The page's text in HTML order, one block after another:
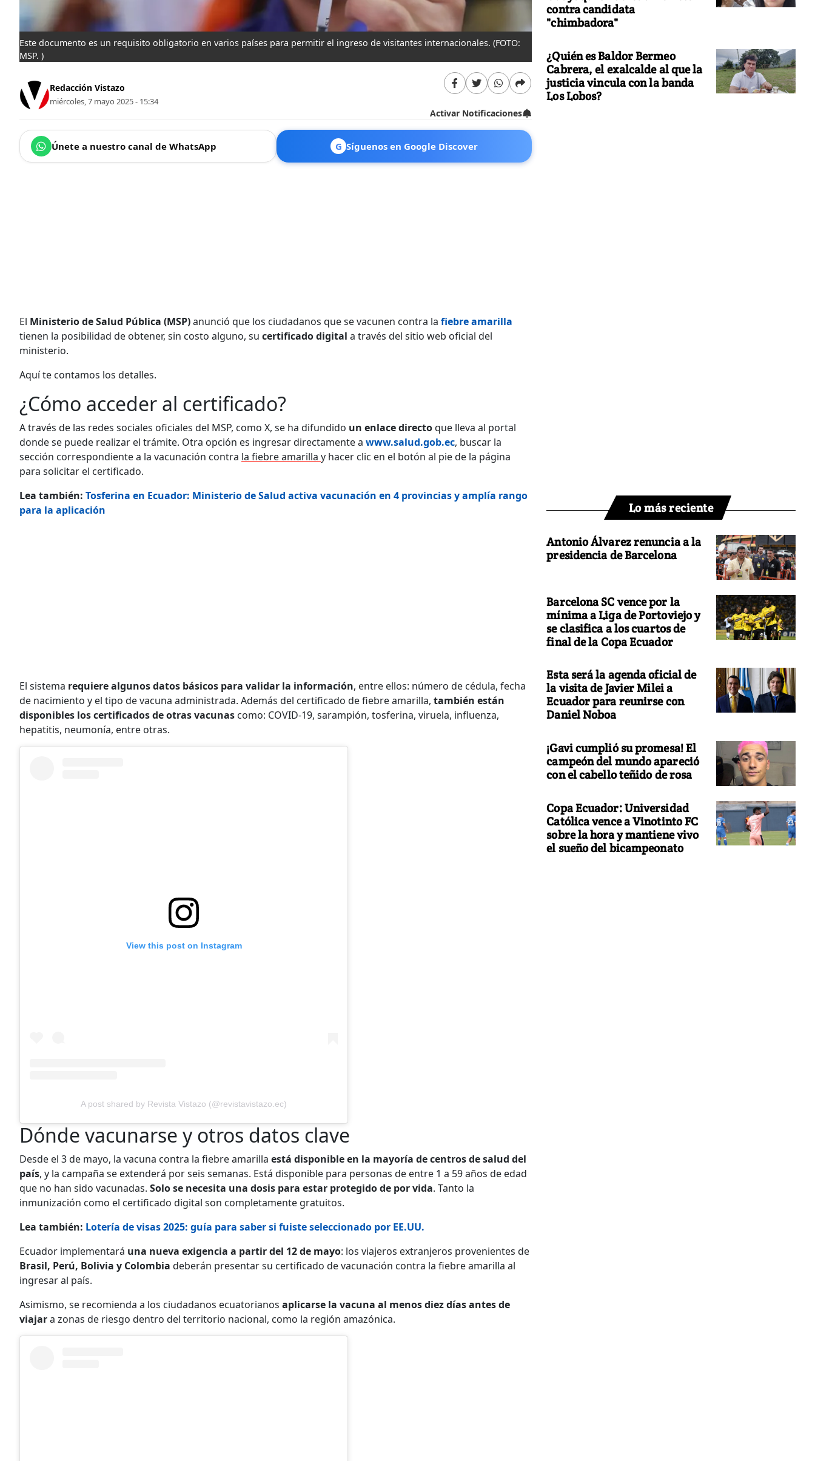
Este documento es un requisito obligatorio en varios países para permitir el ingreso de visitantes internacionales. (FOTO:
MSP. )
Redacción Vistazo
miércoles, 7 mayo 2025 - 15:34
Activar Notificaciones
Únete a nuestro canal de WhatsApp G Síguenos en Google Discover
El Ministerio de Salud Pública (MSP)anunció que los ciudadanos que se vacunen contra la fiebre amarilla
tienen la posibilidad de obtener, sin costo alguno, su certificado digital a través del sitio web oficial del
ministerio.
Aquí te contamos los detalles.
¿Cómo acceder al certificado?
A través de las redes sociales oficiales del MSP, como X, se ha difundido un enlace directoque lleva al portal
donde se puede realizar el trámite. Otra opción es ingresar directamente a www.salud.gob.ec, buscar la
sección correspondiente a la vacunación contra la fiebre amarilla y hacer clic en el botón al pie de la página
para solicitar el certificado.
Lea también: Tosferina en Ecuador: Ministerio de Salud activa vacunación en 4 provincias y amplía rango
para la aplicación
El sistema requiere algunos datos básicos para validar la información, entre ellos: número de cédula, fecha
de nacimiento y el tipo de vacuna administrada. Además del certificado de fiebre amarilla, también están
disponibles los certificados de otras vacunas como: COVID-19, sarampión, tosferina, viruela, influenza,
hepatitis, neumonía, entre otras.
View this post on Instagram
A post shared by Revista Vistazo (@revistavistazo.ec)
Dónde vacunarse y otros datos clave
Desde el 3 de mayo, la vacuna contra la fiebre amarilla está disponible en la mayoría de centros de salud del
país, y la campaña se extenderá por seis semanas. Está disponible para personas de entre 1 a 59 años de edad
que no han sido vacunadas. Solo se necesita una dosis para estar protegido de por vida. Tanto la
inmunización como el certificado digital son completamente gratuitos.
Lea también: Lotería de visas 2025: guía para saber si fuiste seleccionado por EE.UU.
Ecuador implementará una nueva exigencia a partir del 12 de mayo: los viajeros extranjeros provenientes de
Brasil, Perú, Bolivia y Colombia deberán presentar su certificado de vacunación contra la fiebre amarilla al
ingresar al país.
Asimismo, se recomienda a los ciudadanos ecuatorianos aplicarse la vacuna al menos diez días antes de
viajara zonas de riesgo dentro del territorio nacional, como la región amazónica.
contra candidata
"chimbadora"
¿Quién es Baldor Bermeo
Cabrera, el exalcalde al que la
justicia vincula con la banda
Los Lobos?
Lo más reciente
Antonio Álvarez renuncia a la
presidencia de Barcelona
Barcelona SC vence por la
mínima a Liga de Portoviejo y
se clasifica a los cuartos de
final de la Copa Ecuador
Esta será la agenda oficial de
la visita de Javier Milei a
Ecuador para reunirse con
Daniel Noboa
¡Gavi cumplió su promesa! El
campeón del mundo apareció
con el cabello teñido de rosa
Copa Ecuador: Universidad
Católica vence a Vinotinto FC
sobre la hora y mantiene vivo
el sueño del bicampeonato